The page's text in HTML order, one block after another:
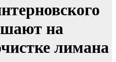
на
лимана